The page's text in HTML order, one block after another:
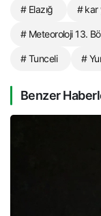
# Elazığ # kar
# Meteoroloji 13.
# Tunceli #
Benzer